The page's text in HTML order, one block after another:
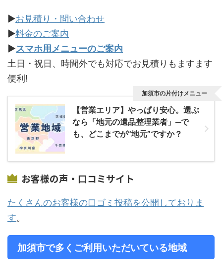
▶お見積り・問い合わせ
▶料金のご案内
▶スマホ用メニューのご案内
土日・祝日、時間外でも対応でお見積りもますます
便利!
【営業エリア】やっぱり安心。選ぶ
なら「地元の遺品整理業者」─で
も、どこまでが“地元”ですか？
加須市の片付けメニュー
お客様の声・口コミサイト
たくさんのお客様の口ゴミ投稿を公開しておりま
す。
加須市で多くご利用いただいている地域